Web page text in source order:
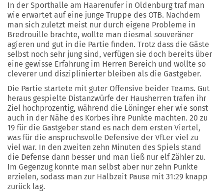
In der Sporthalle am Haarenufer in Oldenburg traf man
wie erwartet auf eine junge Truppe des OTB. Nachdem
man sich zuletzt meist nur durch eigene Probleme in
Bredrouille brachte, wollte man diesmal souveräner
agieren und gut in die Partie finden. Trotz dass die Gäste
selbst noch sehr jung sind, verfügen sie doch bereits über
eine gewisse Erfahrung im Herren Bereich und wollte so
cleverer und disziplinierter bleiben als die Gastgeber.
Die Partie startete mit guter Offensive beider Teams. Gut
heraus gespielte Distanzwürfe der Hausherren trafen ihr
Ziel hochprozentig, während die Löninger eher wie sonst
auch in der Nähe des Korbes ihre Punkte machten. 20 zu
19 für die Gastgeber stand es nach dem ersten Viertel,
was für die anspruchsvolle Defensive der VfLer viel zu
viel war. In den zweiten zehn Minuten des Spiels stand
die Defense dann besser und man ließ nur elf Zähler zu.
Im Gegenzug konnte man selbst aber nur zehn Punkte
erzielen, sodass man zur Halbzeit Pause mit 31:29 knapp
zurück lag.